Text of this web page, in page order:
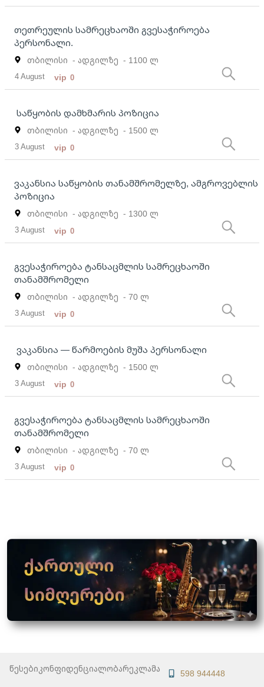
თეთრეულის სამრეცხაოში გვესაჭიროება
პერსონალი.
თბილისი - ადგილზე - 1100 ლ
4 August vip 0
საწყობის დამხმარის პოზიცია
თბილისი - ადგილზე - 1500 ლ
3 August vip 0
ვაკანსია საწყობის თანამშრომელზე, ამგროვებლის
პოზიცია
თბილისი - ადგილზე - 1300 ლ
3 August vip 0
გვესაჭიროება ტანსაცმლის სამრეცხაოში
თანამშრომელი
თბილისი - ადგილზე - 70 ლ
3 August vip 0
ვაკანსია — წარმოების მუშა პერსონალი
თბილისი - ადგილზე - 1500 ლ
3 August vip 0
გვესაჭიროება ტანსაცმლის სამრეცხაოში
თანამშრომელი
თბილისი - ადგილზე - 70 ლ
3 August vip 0
წესებიკონფიდენციალობარეკლამა 598 944448